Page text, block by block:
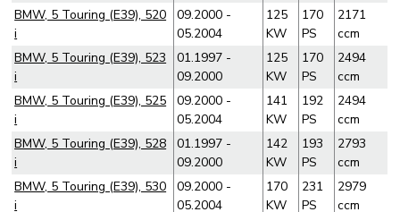
BMW, 5 Touring (E39), 520
i
09.2000 -
05.2004
125
KW
170
PS
2171
ccm
BMW, 5 Touring (E39), 523
i
01.1997 -
09.2000
125
KW
170
PS
2494
ccm
BMW, 5 Touring (E39), 525
i
09.2000 -
05.2004
141
KW
192
PS
2494
ccm
BMW, 5 Touring (E39), 528
i
01.1997 -
09.2000
142
KW
193
PS
2793
ccm
BMW, 5 Touring (E39), 530
i
09.2000 -
05.2004
170
KW
231
PS
2979
ccm